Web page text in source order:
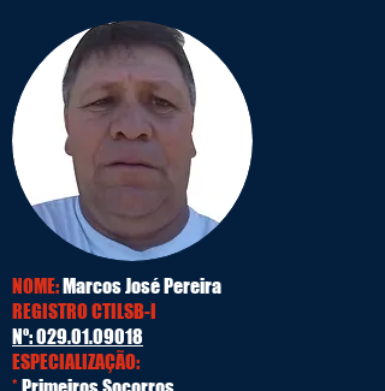
NOME:Marcos José Pereira
REGISTRO CTILSB-I
Nº:029.01.09018
ESPECIALIZAÇÃO: